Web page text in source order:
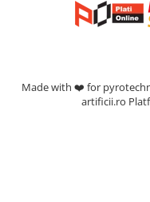
Made with ❤️ for
artificii.ro